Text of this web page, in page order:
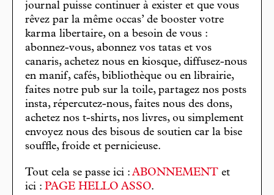
journal puisse continuer à exister et que vous
rêvez par la même occas’ de booster votre
karma libertaire, on a besoin de vous :
abonnez-vous, abonnez vos tatas et vos
canaris, achetez nous en kiosque, diffusez-nous
en manif, cafés, bibliothèque ou en librairie,
faites notre pub sur la toile, partagez nos posts
insta, répercutez-nous, faites nous des dons,
achetez nos t-shirts, nos livres, ou simplement
envoyez nous des bisous de soutien car la bise
souffle, froide et pernicieuse.
Tout cela se passe ici : ABONNEMENT et
ici : PAGE HELLO ASSO.